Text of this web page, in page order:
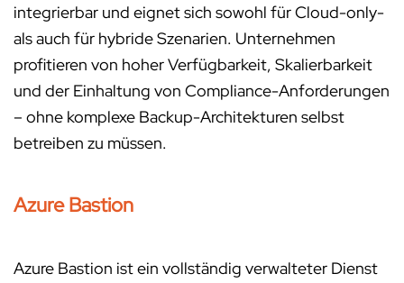
integrierbar und eignet sich sowohl für Cloud-only-
als auch für hybride Szenarien. Unternehmen
profitieren von hoher Verfügbarkeit, Skalierbarkeit
und der Einhaltung von Compliance-Anforderungen
– ohne komplexe Backup-Architekturen selbst
betreiben zu müssen.
Azure Bastion
Azure Bastion ist ein vollständig verwalteter Dienst